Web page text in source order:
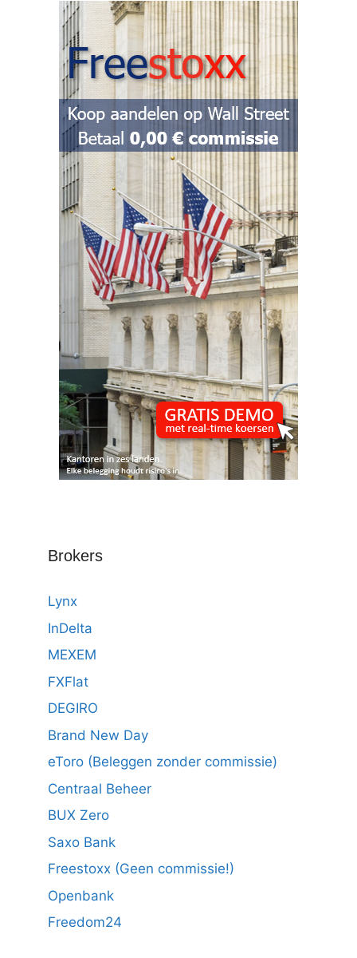
Brokers
Lynx
InDelta
MEXEM
FXFlat
DEGIRO
Brand New Day
eToro (Beleggen zonder commissie)
Centraal Beheer
BUX Zero
Saxo Bank
Freestoxx (Geen commissie!)
Openbank
Freedom24